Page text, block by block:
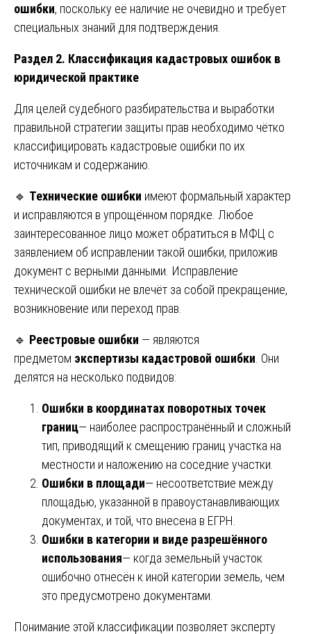
ошибки, поскольку её наличие не очевидно и требует
специальных знаний для подтверждения.
Раздел 2. Классификация кадастровых ошибок в
юридической практике
Для целей судебного разбирательства и выработки
правильной стратегии защиты прав необходимо чётко
классифицировать кадастровые ошибки по их
источникам и содержанию.
🔹 Технические ошибки имеют формальный характер
и исправляются в упрощённом порядке. Любое
заинтересованное лицо может обратиться в МФЦ с
заявлением об исправлении такой ошибки, приложив
документ с верными данными. Исправление
технической ошибки не влечёт за собой прекращение,
возникновение или переход прав.
🔹 Реестровые ошибки — являются
предметом экспертизы кадастровой ошибки . Они
делятся на несколько подвидов:
Ошибки в координатах поворотных точек
границ— наиболее распространённый и сложный
тип, приводящий к смещению границ участка на
местности и наложению на соседние участки.
Ошибки в площади— несоответствие между
площадью, указанной в правоустанавливающих
документах, и той, что внесена в ЕГРН.
Ошибки в категории и виде разрешённого
использования— когда земельный участок
ошибочно отнесён к иной категории земель, чем
это предусмотрено документами.
Понимание этой классификации позволяет эксперту